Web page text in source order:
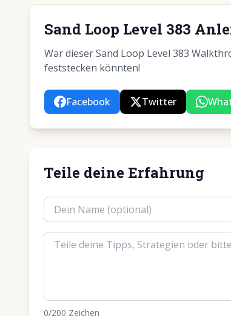
Sand Loop Level 383
War dieser Sand Loop Level 383
feststecken könnten!
Facebook Twitter
Teile deine Erfahrung
0/200 Zeichen